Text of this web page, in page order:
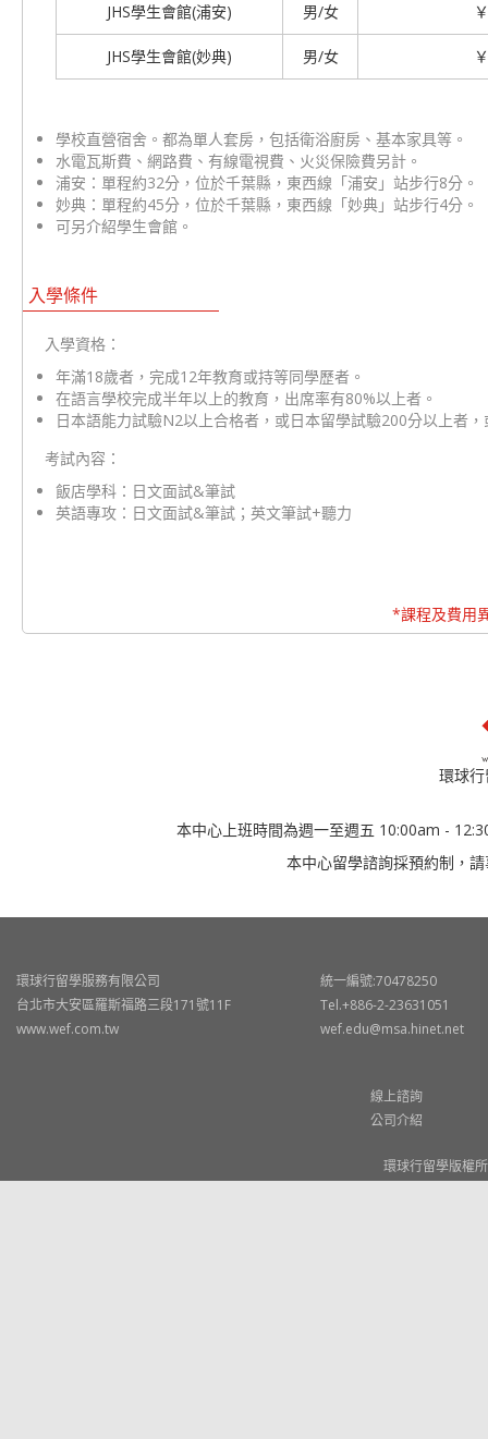
JHS學生會館(浦安) 男/女
JHS學生會館(妙典) 男/女
學校直營宿舍。都為單人套房，包括衛浴廚房、基本家具等。
水電瓦斯費、網路費、有線電視費、火災保險費另計。
浦安：單程約32分，位於千葉縣，東西線「浦安」站步行8分。
妙典：單程約45分，位於千葉縣，東西線「妙典」站步行4分。
可另介紹學生會館。
入學條件
入學資格：
年滿18歲者，完成12年教育或持等同學歷者。
在語言學校完成半年以上的教育，出席率有80%以上者。
日本語能力試驗N2以上合格者，或日本留學試驗200分以上者
考試內容：
飯店學科：日文面試&筆試
英語專攻：日文面試&筆試；英文筆試+聽力
*課程及費用
環球
本中心上班時間為週一至週五 10:00am -
本中心留學諮詢採預約制，
環球行留學服務有限公司
台北市大安區羅斯福路三段171號11F
www.wef.com.tw
統一編號:70478250
Tel.+886-2-23631051
wef.edu@msa.hinet.net
線上諮詢
公司介紹
環球行留學版權